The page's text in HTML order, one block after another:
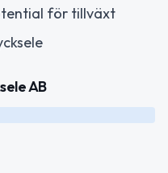
för tillväxt
AB